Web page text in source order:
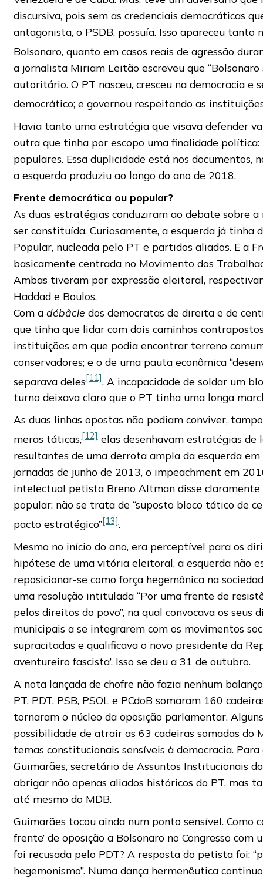
discursiva, pois sem as credenciais democráticas
antagonista, o PSDB, possuía. Isso apareceu tanto
Bolsonaro, quanto em casos reais de agressão
a jornalista Miriam Leitão escreveu que
autoritário. O PT nasceu, cresceu na democracia e
democrático; e governou respeitando as
Havia tanto uma estratégia que visava defender
outra que tinha por escopo uma finalidade política:
populares. Essa duplicidade está nos documentos,
a esquerda produziu ao longo do ano de 2018.
Frente democrática ou popular?
As duas estratégias conduziram ao debate sobre
ser constituída. Curiosamente, a esquerda já tinha
Popular, nucleada pelo PT e partidos aliados. E a
basicamente centrada no Movimento dos
Ambas tiveram por expressão eleitoral,
Haddad e Boulos.
Com a débâcle dos democratas de direita e de
que tinha que lidar com dois caminhos
instituições em que podia encontrar terreno
conservadores; e o de uma pauta econômica
separava deles[11]. A incapacidade de soldar um
turno deixava claro que o PT tinha uma longa
As duas linhas opostas não podiam conviver,
meras táticas,[12]elas desenhavam estratégias de
resultantes de uma derrota ampla da esquerda
jornadas de junho de 2013, o impeachment em
intelectual petista Breno Altman disse
popular: não se trata de “suposto bloco tático de
pacto estratégico”[13].
Mesmo no início do ano, era perceptível para os
hipótese de uma vitória eleitoral, a esquerda não
reposicionar-se como força hegemônica na
uma resolução intitulada “Por uma frente de
pelos direitos do povo”, na qual convocava os seus
municipais a se integrarem com os movimentos
supracitadas e qualificava o novo presidente da
aventureiro fascista’. Isso se deu a 31 de outubro.
A nota lançada de chofre não fazia nenhum
PT, PDT, PSB, PSOL e PCdoB somaram 160
tornaram o núcleo da oposição parlamentar.
possibilidade de atrair as 63 cadeiras somadas do
temas constitucionais sensíveis à democracia.
Guimarães, secretário de Assuntos Institucionais
abrigar não apenas aliados históricos do PT, mas
até mesmo do MDB.
Guimarães tocou ainda num ponto sensível. Como
frente’ de oposição a Bolsonaro no Congresso
foi recusada pelo PDT? A resposta do petista foi:
hegemonismo”. Numa dança hermenêutica